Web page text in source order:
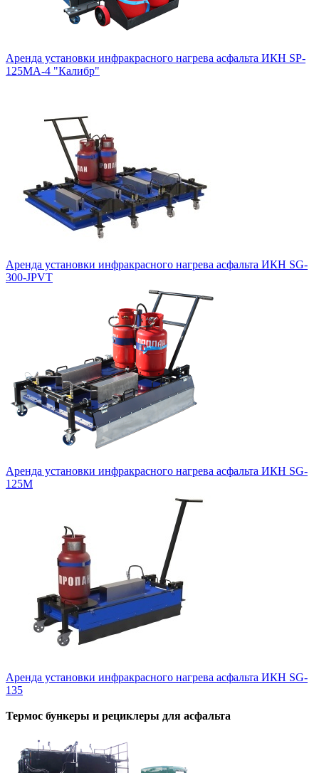
Аренда установки инфракрасного нагрева асфальта ИКН SP-
125МA-4 "Калибр"
Аренда установки инфракрасного нагрева асфальта ИКН SG-
300-JPVT
Аренда установки инфракрасного нагрева асфальта ИКН SG-
125М
Аренда установки инфракрасного нагрева асфальта ИКН SG-
135
Термос бункеры и рециклеры для асфальта